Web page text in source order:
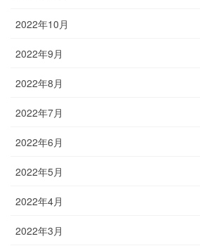
2022年10月
2022年9月
2022年8月
2022年7月
2022年6月
2022年5月
2022年4月
2022年3月